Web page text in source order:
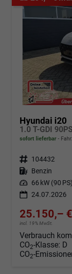
Hyundai i20
sofort lieferbar
Fahrzeugnr. 104432
Kraftstoff Benzin
Leistung 66 kW (90 PS)
24.07.2026
25.150,– €
incl. 19% MwSt.
Verbrauch
CO2-Klasse: D
CO2-